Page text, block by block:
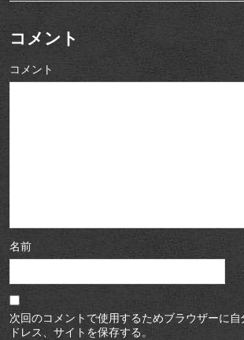
コメント
コメント
名前
次回のコメントで使用するためブラウザーに
ドレス、サイトを保存する。